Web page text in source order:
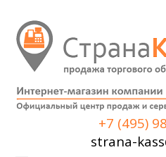
+7 (495)
strana-